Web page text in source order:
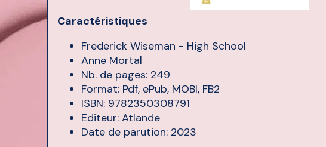
Caractéristiques
Frederick Wiseman - High School
Anne Mortal
Nb. de pages: 249
Format: Pdf, ePub, MOBI, FB2
ISBN: 9782350308791
Editeur: Atlande
Date de parution: 2023